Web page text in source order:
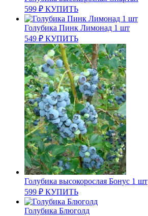
599 ₽ КУПИТЬ
Голубика Пинк Лимонад 1 шт
549 ₽ КУПИТЬ
Голубика высокорослая Бонус 1 шт
599 ₽ КУПИТЬ
Голубика Блюголд